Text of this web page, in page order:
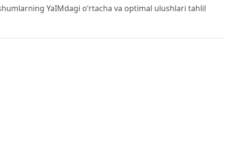
YaIMdagi o‘rtacha va optimal ulushlari tahlil